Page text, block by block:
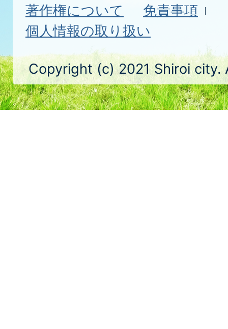
著作権について
免責事項
個人情報の取り扱い
Copyright (c) 2021 Shiroi city.